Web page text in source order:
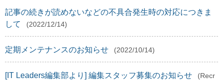
記事の続きが読めないなどの不具合発生時の対応につきま
して
(2022/12/14)
定期メンテナンスのお知らせ (2022/10/14)
[IT Leaders編集部より] 編集スタッフ募集のお知らせ
(Recr